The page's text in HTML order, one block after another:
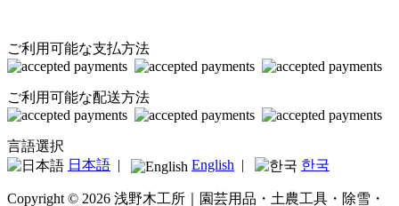
ご利用可能な支払方法
ご利用可能な配送方法
言語選択
日本語 | English | 한국
Copyright © 2026 浅野木工所｜園芸用品・土農工具・除雪・